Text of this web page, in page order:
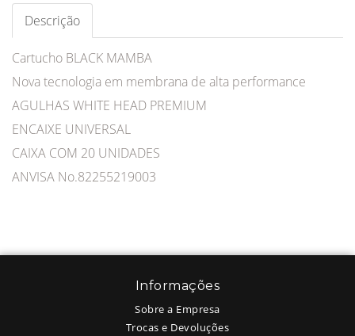
Descrição
Cartucho BLACK MAMBA
Nova tecnologia em membrana de alta performance
AGULHAS WHITE HEAD PREMIUM
ENCAIXE UNIVERSAL
CAIXA COM 20 UNIDADES
ANVISA No.82255219003
Informações
Sobre a Empresa
Trocas e Devoluções